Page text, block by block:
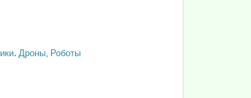
Дроны, Роботы